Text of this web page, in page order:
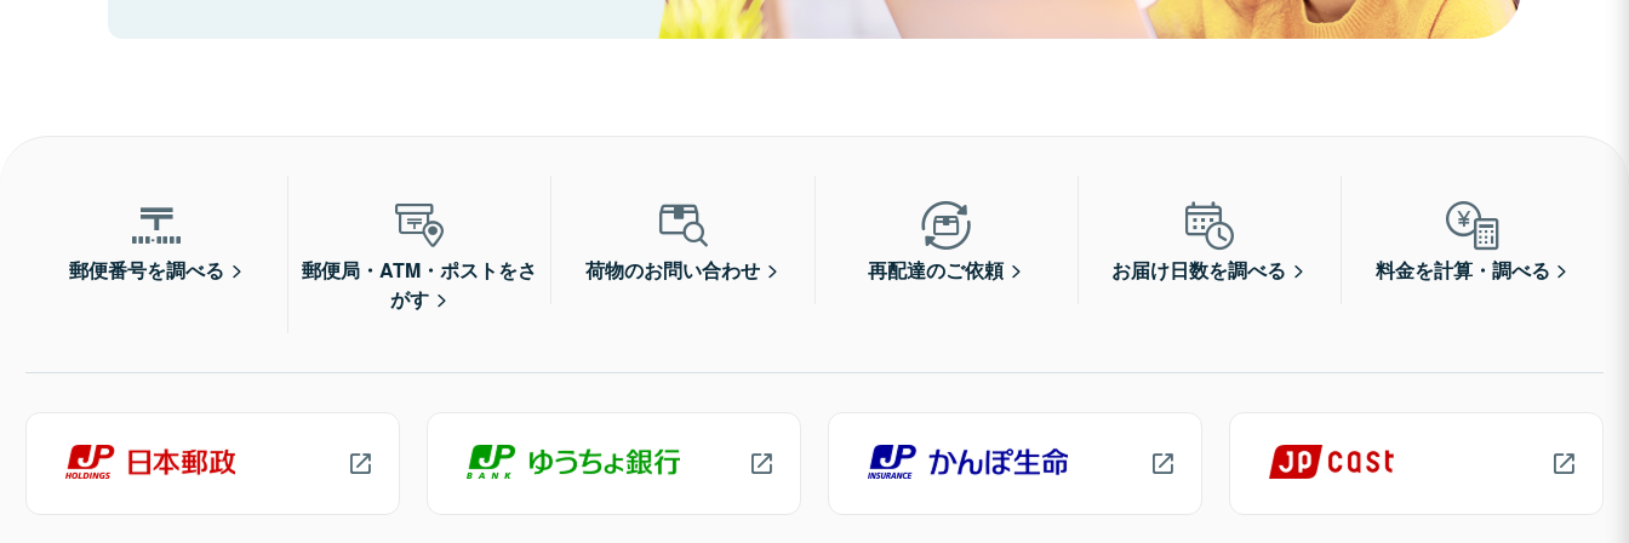
郵便番号を調べる
郵便局・ATM・ポストをさ
がす
荷物のお問い合わせ 再配達のご依頼 お届け日数を調べる 料金を計算・調べる